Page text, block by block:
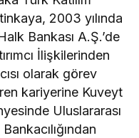
2003 yılında
Bankası A.Ş.’de
İlişkilerinden
olarak görev
kariyerine Kuveyt
Uluslararası